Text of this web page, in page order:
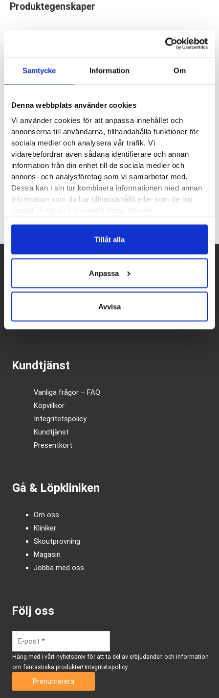
Samtycke Information Om
Denna webbplats använder cookies
Vi använder cookies för att anpassa innehållet och
annonserna till användarna, tillhandahålla funktioner för
sociala medier och analysera vår trafik. Vi
vidarebefordrar även sådana identifierare och annan
information från din enhet till de sociala medier och
annons- och analysföretag som vi samarbetar med.
Dessa kan i sin tur kombinera informationen med annan
information som du har tillhandahållit eller som de har
Tillåt alla
Anpassa
Avvisa
Produktegenskaper
löparstrumpor är bäst i klassen. Stance Bramo är inget
Stance modeller med Infiknit™teknologi du ska handla. De
för en träningsstrumpa.
™– Håller för evigt
Höger- vänstersydda
Material:72% Nylon, 5% Bomull, 18% Polyester, 5% Elastane
Recensioner
Betalpartner
Kundtjänst
Vanliga frågor – FAQ
Köpvillkor
Integritetspolicy
Kundtjänst
Presentkort
Gå & Löpkliniken
Om oss
Kliniker
Skoutprovning
Magasin
Jobba med oss
Följ oss
Häng med i vårt nyhetsbrev för att ta del av erbjudanden och information
om fantastiska produkter! Integritetspolicy